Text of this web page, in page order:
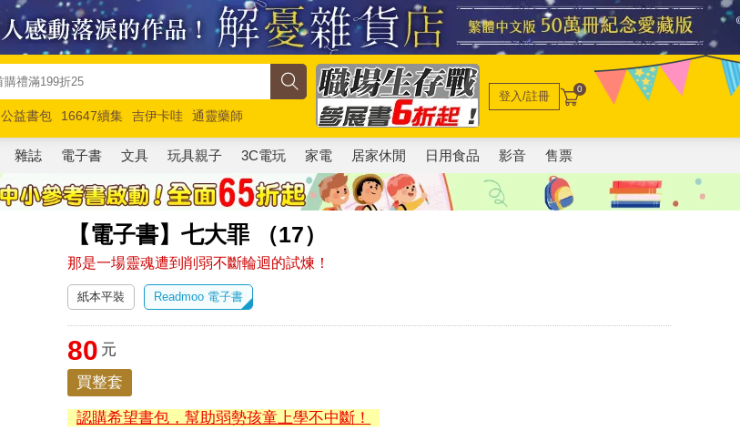
公益書包 16647續集 吉伊卡哇
通靈藥師
馬斯克 玩具總動員5 超慢跑
登入/註冊 0
雜誌 電子書 文具 玩具親子 3C電玩 家電 居家休閒 日用食品 影音 售票
【電子書】七大罪 （17）
那是一場靈魂遭到削弱不斷輪迴的試煉！
紙本平裝 Readmoo 電子書
80 元
買整套
認購希望書包，幫助弱勢孩童上學不中斷！